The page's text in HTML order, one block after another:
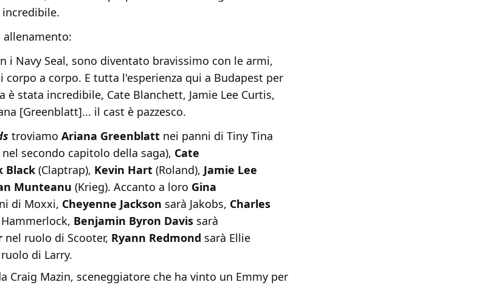
allenamento:
i Navy Seal, sono diventato bravissimo con le armi,
a corpo. E tutta l'esperienza qui a Budapest per
è stata incredibile, Cate Blanchett, Jamie Lee Curtis,
[Greenblatt]... il cast è pazzesco.
troviamo Ariana Greenblatt nei panni di Tiny Tina
secondo capitolo della saga), Cate
Black (Claptrap), Kevin Hart (Roland), Jamie Lee
Munteanu (Krieg). Accanto a loro Gina
di Moxxi, Cheyenne Jackson sarà Jakobs, Charles
Benjamin Byron Davis sarà
nel ruolo di Scooter, Ryann Redmond sarà Ellie
di Larry.
Craig Mazin, sceneggiatore che ha vinto un Emmy per